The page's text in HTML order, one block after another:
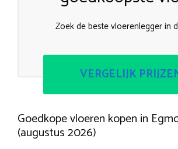
Zoek de beste vloerenlegger in
VERGELIJK
Goedkope vloeren kopen in
(augustus 2026)